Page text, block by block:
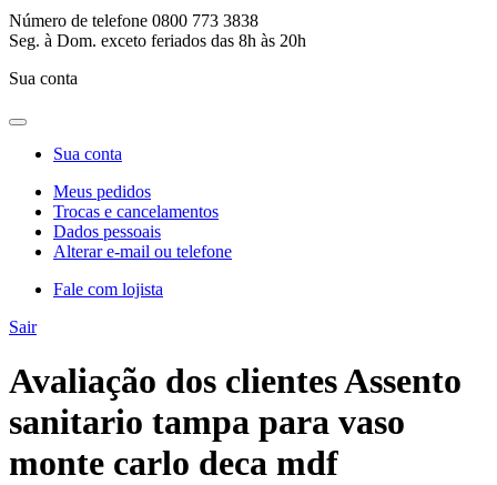
Número de telefone 0800 773 3838
Seg. à Dom. exceto feriados das 8h às 20h
Sua conta
Sua conta
Meus pedidos
Trocas e cancelamentos
Dados pessoais
Alterar e-mail ou telefone
Fale com lojista
Sair
Avaliação dos clientes Assento
sanitario tampa para vaso
monte carlo deca mdf